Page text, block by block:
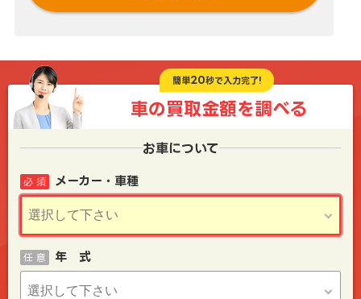
簡単20秒で入力完了!
車の買取金額を調べる
お車について
メーカー・車種
必 須
年 式
任 意